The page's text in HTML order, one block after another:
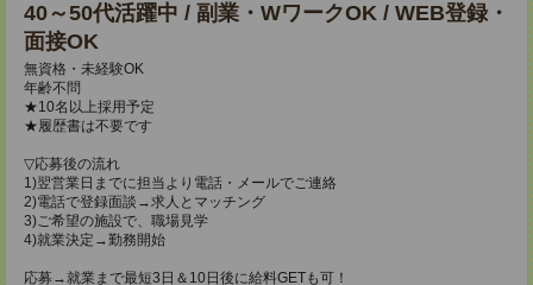
40～50代活躍中 / 副業・WワークOK / WEB登録・
面接OK
無資格・未経験OK
年齢不問
★10名以上採用予定
★履歴書は不要です
▽応募後の流れ
1)翌営業日までに担当より電話・メールでご連絡
2)電話で登録面談→求人とマッチング
3)ご希望の施設で、職場見学
4)就業決定→勤務開始
応募→就業まで最短3日＆10日後に給料GETも可！